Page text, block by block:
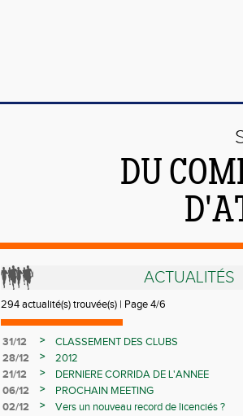
DU
ACTUALITÉS
294 actualité(s) trouvée(s) | Page 4/6
31/12 >
CLASSEMENT DES CLUBS
28/12
>
2012
21/12
>
DERNIERE CORRIDA DE L'ANNEE
06/12
>
PROCHAIN MEETING
02/12
>
Vers un nouveau record de licenciés ?